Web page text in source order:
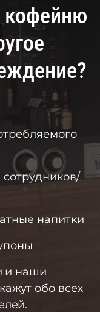
кофейню
напитки
и наши
обо всех